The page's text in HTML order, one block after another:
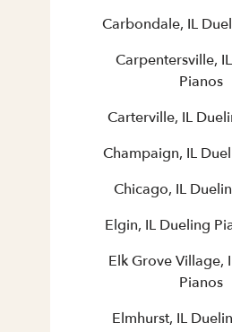
Carbondale, IL
Carpentersville,
Pianos
Carterville, IL
Champaign, IL
Chicago, IL
Elgin, IL Dueling
Elk Grove Village,
Pianos
Elmhurst, IL